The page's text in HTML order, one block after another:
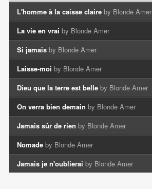
L'homme à la caisse claire by Blonde Amer
La vie en vrai by Blonde Amer
Si jamais by Blonde Amer
Laisse-moi by Blonde Amer
Dieu que la terre est belle by Blonde Amer
On verra bien demain by Blonde Amer
Jamais sûr de rien by Blonde Amer
Nomade by Blonde Amer
Jamais je n'oublierai by Blonde Amer